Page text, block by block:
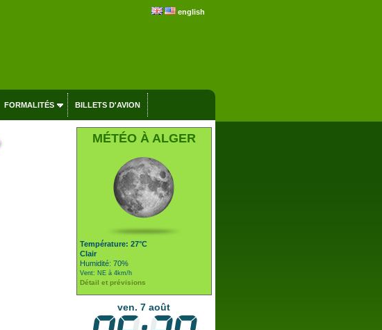
english
FORMALITÉS BILLETS D'AVION
MÉTÉO À ALGER
Température: 27°C
Clair
Humidité: 70%
Vent: NE à 4km/h
Détail et prévisions
ven. 7 août